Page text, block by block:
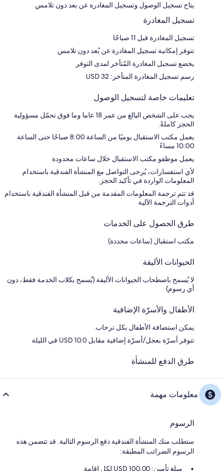
يتاح تسجيل الوصول وتسجيل المغادرة عن بعد دون تلامس
تسجيل المغادرة
تسجيل المغادرة قبل 11 صباحًا
تتوفر إمكانية تسجيل المغادرة عن بُعد دون تلامس
يخضع تسجيل المغادرة المُتأخر لمدى التوفر
رسم تسجيل المغادرة المتأخر: 32 USD
تعليمات خاصة لتسجيل الوصول
يجب على الشخص البالغ من عمر 18 عاما وما فوق تحمّل مسؤولية
الحجز كاملةً.
يعمل مكتب الاستقبال يوميًا من الساعة 8:00 صباحًا حتى الساعة
10:00 مساءً
يعمل موظفو مكتب الاستقبال خلال ساعات محدودة
لأي استفسارات، يُرجى التواصل مع المنشأة الفندقية باستخدام
المعلومات الواردة في تأكيد الحجز.
قد تتم ترجمة المعلومات المقدمة من قبل المنشأة الفندقية باستخدام
أدوات الترجمة الآلية
طرق الحصول على الخدمات
مكتب استقبال (ساعات محددة)
الحيوانات الأليفة
لا يُسمح باصطحاب الحيوانات الأليفة (يُسمح بكلاب الخدمة فقط، دون
أي رسوم)
الأطفال والأسرّة الإضافية
يمكن استضافة الأطفال بكل ترحاب.
تتوفر أسرّة بعجل/أسرّة إضافية مقابل USD 10.0 في الليلة
طرق الدفع للمنشأة
معلومات مهمة
الرسوم
ستطلب منك المنشأة الفندقية دفع الرسوم التالية. قد تتضمن هذه
الرسوم الضرائب المطبقة:
مبلغ تأمين: 100.00 USD لكل إقامة